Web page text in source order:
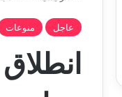
عاجل منوعات